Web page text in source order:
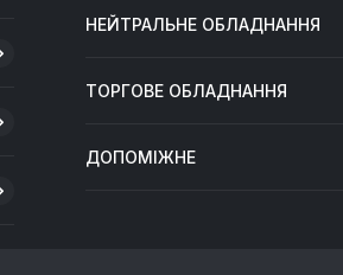
НЕЙТРАЛЬНЕ ОБЛАДНАННЯ
ТОРГОВЕ ОБЛАДНАННЯ
ДОПОМІЖНЕ